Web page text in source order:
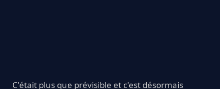
C'était plus que prévisible et c'est désormais